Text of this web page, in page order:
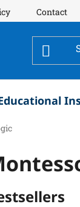
Contact